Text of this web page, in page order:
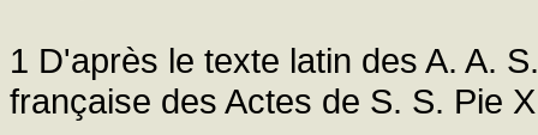
1 D'après le texte latin des A. A.
française des Actes de S. S. Pie